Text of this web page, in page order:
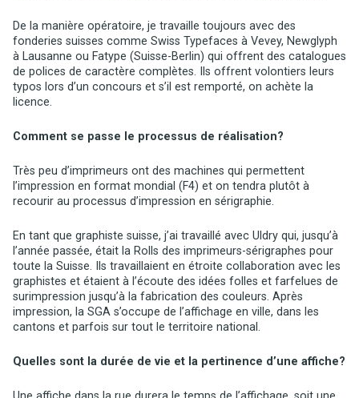
De la manière opératoire, je travaille toujours avec des
fonderies suisses comme Swiss Typefaces à Vevey, Newglyph
à Lausanne ou Fatype (Suisse-Berlin) qui offrent des catalogues
de polices de caractère complètes. Ils offrent volontiers leurs
typos lors d’un concours et s’il est remporté, on achète la
licence.
Comment se passe le processus de réalisation?
Très peu d’imprimeurs ont des machines qui permettent
l’impression en format mondial (F4) et on tendra plutôt à
recourir au processus d’impression en sérigraphie.
En tant que graphiste suisse, j’ai travaillé avec Uldry qui, jusqu’à
l’année passée, était la Rolls des imprimeurs-sérigraphes pour
toute la Suisse. Ils travaillaient en étroite collaboration avec les
graphistes et étaient à l’écoute des idées folles et farfelues de
surimpression jusqu’à la fabrication des couleurs. Après
impression, la SGA s’occupe de l’affichage en ville, dans les
cantons et parfois sur tout le territoire national.
Quelles sont la durée de vie et la pertinence d’une affiche?